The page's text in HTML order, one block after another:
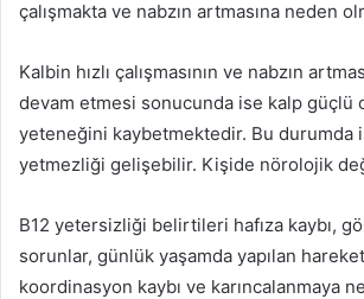
çalışmakta ve nabzın artmasına neden
Kalbin hızlı çalışmasının ve nabzın
devam etmesi sonucunda ise kalp güçlü
yeteneğini kaybetmektedir. Bu durumda
yetmezliği gelişebilir. Kişide nörolojik
B12 yetersizliği belirtileri hafıza kaybı,
sorunlar, günlük yaşamda yapılan
koordinasyon kaybı ve karıncalanmaya